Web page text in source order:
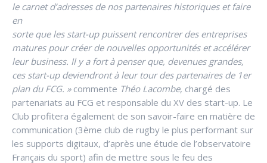
le carnet d’adresses de nos partenaires historiques et faire
en
sorte que les start-up puissent rencontrer des entreprises
matures pour créer de nouvelles opportunités et accélérer
leur business. Il y a fort à penser que, devenues grandes,
ces start-up deviendront à leur tour des partenaires de 1er
plan du FCG. »commente Théo Lacombe, chargé des
partenariats au FCG et responsable du XV des start-up. Le
Club profitera également de son savoir-faire en matière de
communication (3ème club de rugby le plus performant sur
les supports digitaux, d’après une étude de l’observatoire
Français du sport) afin de mettre sous le feu des